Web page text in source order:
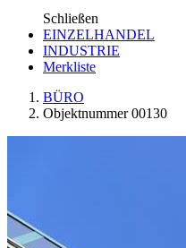
Schließen
EINZELHANDEL
INDUSTRIE
Merkliste
BÜRO
Objektnummer 00130